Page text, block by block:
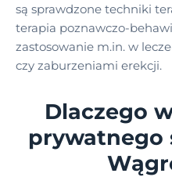
są sprawdzone techniki
terapia poznawczo-
zastosowanie m.in. w
czy zaburzeniami erekcji.
Dlaczego
prywatnego